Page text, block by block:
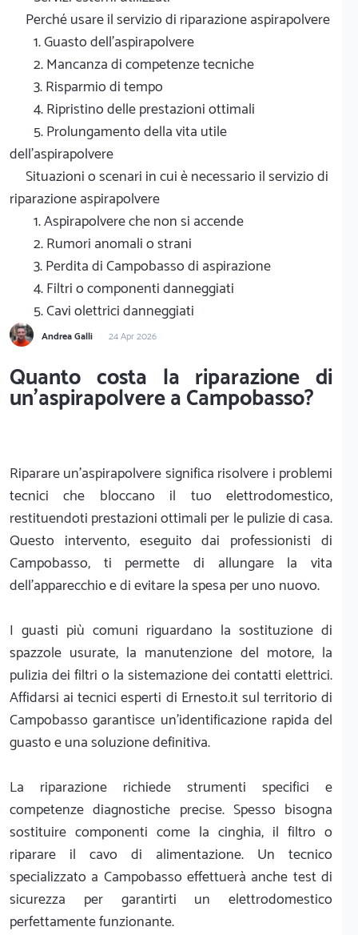
Perché usare il servizio di riparazione aspirapolvere
1. Guasto dell'aspirapolvere
2. Mancanza di competenze tecniche
3. Risparmio di tempo
4. Ripristino delle prestazioni ottimali
5. Prolungamento della vita utile
dell'aspirapolvere
Situazioni o scenari in cui è necessario il servizio di
riparazione aspirapolvere
1. Aspirapolvere che non si accende
2. Rumori anomali o strani
3. Perdita di Campobasso di aspirazione
4. Filtri o componenti danneggiati
5. Cavi olettrici danneggiati
Andrea Galli 24 Apr 2026
Quanto costa la riparazione di
un'aspirapolvere a Campobasso?
Riparare un'aspirapolvere significa risolvere i problemi
tecnici che bloccano il tuo elettrodomestico,
restituendoti prestazioni ottimali per le pulizie di casa.
Questo intervento, eseguito dai professionisti di
Campobasso, ti permette di allungare la vita
dell'apparecchio e di evitare la spesa per uno nuovo.
I guasti più comuni riguardano la sostituzione di
spazzole usurate, la manutenzione del motore, la
pulizia dei filtri o la sistemazione dei contatti elettrici.
Affidarsi ai tecnici esperti di Ernesto.it sul territorio di
Campobasso garantisce un'identificazione rapida del
guasto e una soluzione definitiva.
La riparazione richiede strumenti specifici e
competenze diagnostiche precise. Spesso bisogna
sostituire componenti come la cinghia, il filtro o
riparare il cavo di alimentazione. Un tecnico
specializzato a Campobasso effettuerà anche test di
sicurezza per garantirti un elettrodomestico
perfettamente funzionante.